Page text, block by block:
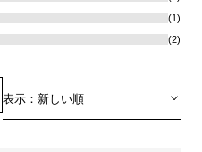
(1)
(2)
表示：新しい順